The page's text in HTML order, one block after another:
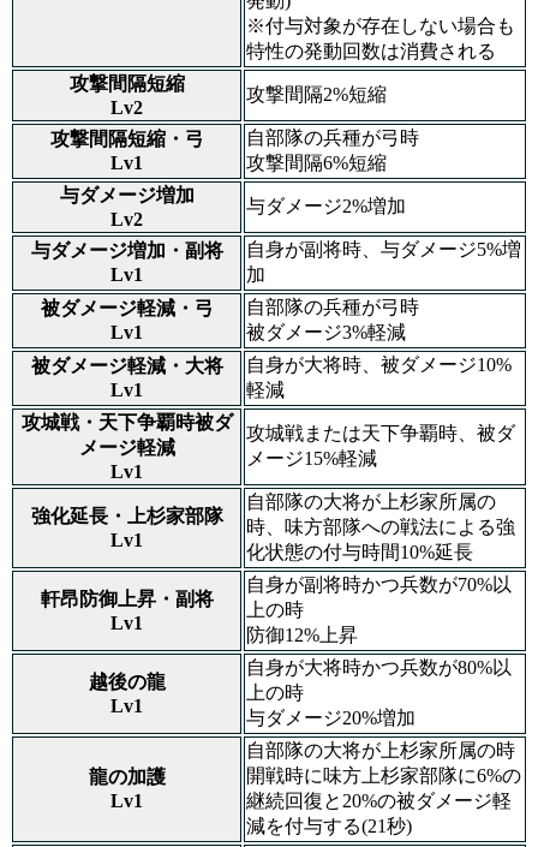
※付与対象が存在しない場合も
特性の発動回数は消費される
攻撃間隔短縮
Lv2
攻撃間隔2%短縮
攻撃間隔短縮・弓
Lv1
自部隊の兵種が弓時
攻撃間隔6%短縮
与ダメージ増加
Lv2
与ダメージ2%増加
与ダメージ増加・副将
Lv1
自身が副将時、与ダメージ5%増
加
被ダメージ軽減・弓
Lv1
自部隊の兵種が弓時
被ダメージ3%軽減
被ダメージ軽減・大将
Lv1
自身が大将時、被ダメージ10%
軽減
攻城戦・天下争覇時被ダ
メージ軽減
Lv1
攻城戦または天下争覇時、被ダ
メージ15%軽減
強化延長・上杉家部隊
Lv1
自部隊の大将が上杉家所属の
時、味方部隊への戦法による強
化状態の付与時間10%延長
軒昂防御上昇・副将
Lv1
自身が副将時かつ兵数が70%以
上の時
防御12%上昇
越後の龍
Lv1
自身が大将時かつ兵数が80%以
上の時
与ダメージ20%増加
龍の加護
Lv1
自部隊の大将が上杉家所属の時
開戦時に味方上杉家部隊に6%の
継続回復と20%の被ダメージ軽
減を付与する(21秒)